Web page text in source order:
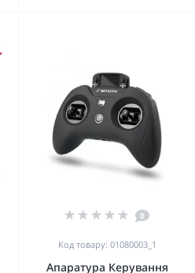
0
Код товару: 01080003_1
Апаратура Керування